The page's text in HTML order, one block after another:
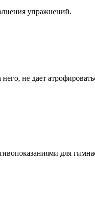
упражнений.
не дает
для